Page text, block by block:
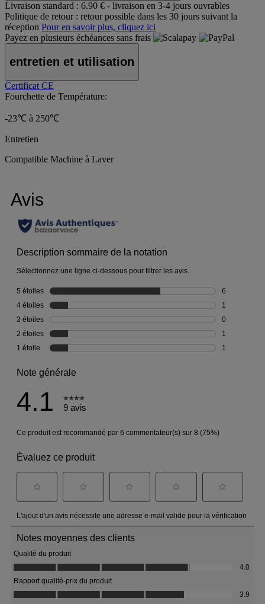
Livraison standard : 6.90 € - livraison en 3-4 jours ouvrables
Politique de retour : retour possible dans les 30 jours suivant la
réception Pour en savoir plus, cliquez ici
Payez en plusieurs échéances sans frais
entretien et utilisation
Certificat CE
Fourchette de Température:
-23℃ à 250℃
Entretien
Compatible Machine à Laver